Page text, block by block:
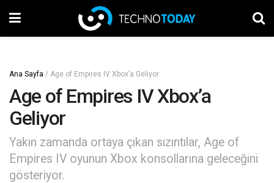
Ana Sayfa / Age of Empires IV Xbox’a Geliyor
Age of Empires IV Xbox’a
Geliyor
Yakın zamanda ortaya çıkan sızıntılar, Age of
Empires IV oyunun Xbox konsollarına geleceğini
gösteriyor.